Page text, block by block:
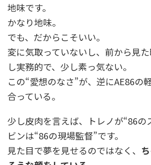
地味です。
かなり地味。
でも、だからこそいい。
変に気取っていないし、前から見
し実務的で、少し素っ気ない。
この“愛想のなさ”が、逆にAE86の
合っている。
少し皮肉を言えば、トレノが“86の
ビンは“86の現場監督”です。
見た目で夢を見せるのではなく、